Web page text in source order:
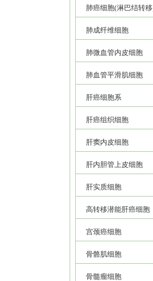
肺癌细胞(淋巴结转
肺成纤维细胞
肺微血管内皮细胞
肺血管平滑肌细胞
肝癌细胞系
肝癌组织细胞
肝窦内皮细胞
肝内胆管上皮细胞
肝实质细胞
高转移潜能肝癌细胞
宫颈癌细胞
骨骼肌细胞
骨髓瘤细胞